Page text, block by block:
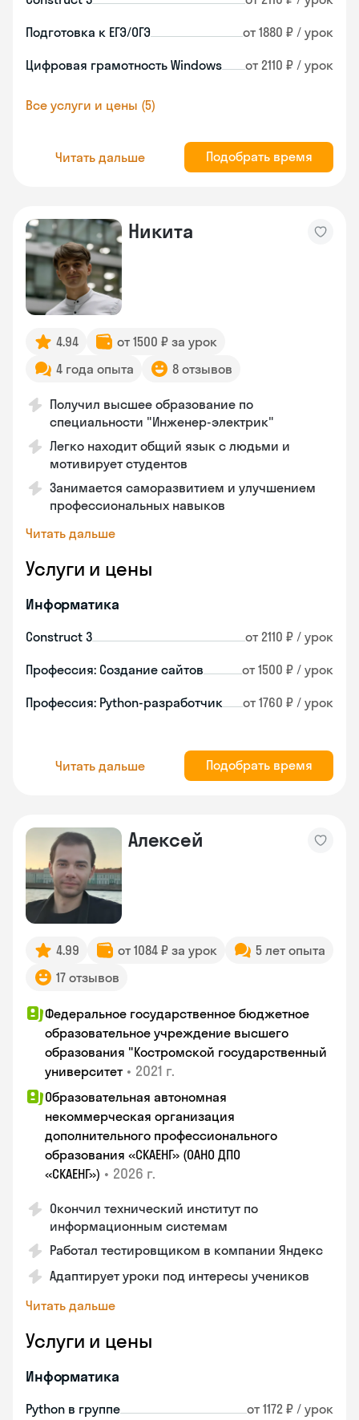
Подготовка к ЕГЭ/ОГЭ от 1880 ₽ / урок
Цифровая грамотность Windows от 2110 ₽ / урок
Все услуги и цены (5)
Читать дальше Подобрать время
Никита
4.94
от 1500 ₽ за урок
4 года опыта
8 отзывов
Получил высшее образование по
специальности "Инженер-электрик"
Легко находит общий язык с людьми и
мотивирует студентов
Занимается саморазвитием и улучшением
профессиональных навыков
Читать дальше
Услуги и цены
Информатика
Construct 3 от 2110 ₽ / урок
Профессия: Создание сайтов от 1500 ₽ / урок
Профессия: Python-разработчик от 1760 ₽ / урок
Читать дальше Подобрать время
Алексей
4.99 от 1084 ₽ за урок
5 лет опыта
17 отзывов
Федеральное государственное бюджетное
образовательное учреждение высшего
образования "Костромской государственный
университет • 2021 г.
Образовательная автономная
некоммерческая организация
дополнительного профессионального
образования «СКАЕНГ» (ОАНО ДПО
«СКАЕНГ») • 2026 г.
Окончил технический институт по
информационным системам
Работал тестировщиком в компании Яндекс
Адаптирует уроки под интересы учеников
Читать дальше
Услуги и цены
Информатика
Python в группе от 1172 ₽ / урок